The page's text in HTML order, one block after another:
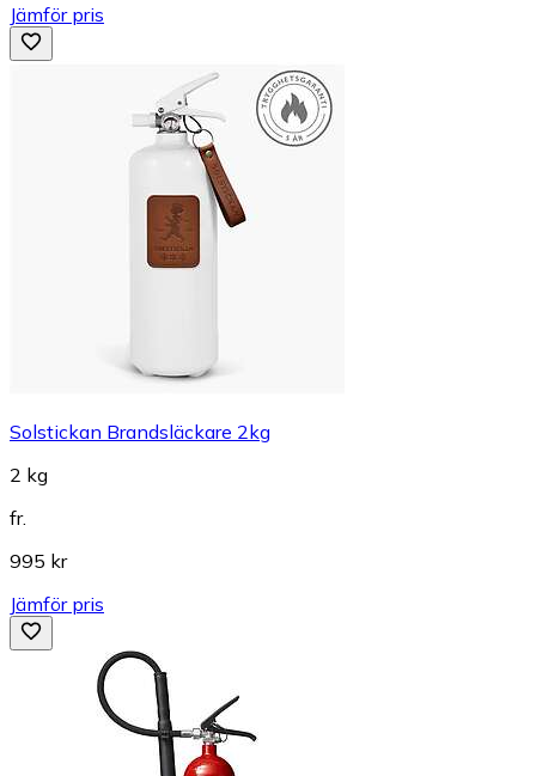
Jämför pris
Solstickan Brandsläckare 2kg
2 kg
fr.
995 kr
Jämför pris